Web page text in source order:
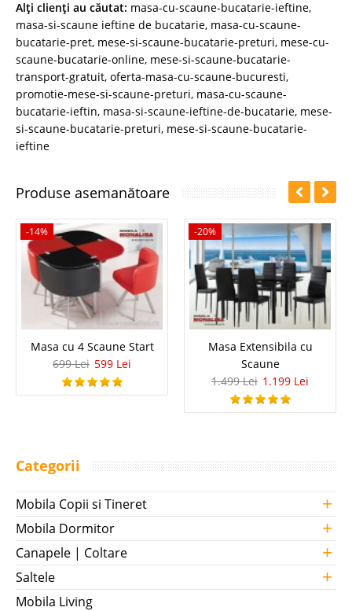
Alţi clienţi au căutat: masa-cu-scaune-bucatarie-ieftine,
masa-si-scaune ieftine de bucatarie, masa-cu-scaune-
bucatarie-pret, mese-si-scaune-bucatarie-preturi, mese-cu-
scaune-bucatarie-online, mese-si-scaune-bucatarie-
transport-gratuit, oferta-masa-cu-scaune-bucuresti,
promotie-mese-si-scaune-preturi, masa-cu-scaune-
bucatarie-ieftin, masa-si-scaune-ieftine-de-bucatarie, mese-
si-scaune-bucatarie-preturi, mese-si-scaune-bucatarie-
ieftine
Produse asemanătoare
-14%
Masa cu 4 Scaune Start
699 Lei 599 Lei
-20%
Masa Extensibila cu
Scaune
1.499 Lei 1.199 Lei
Categorii
Mobila Copii si Tineret +
Mobila Dormitor +
Canapele | Coltare +
Saltele +
Mobila Living